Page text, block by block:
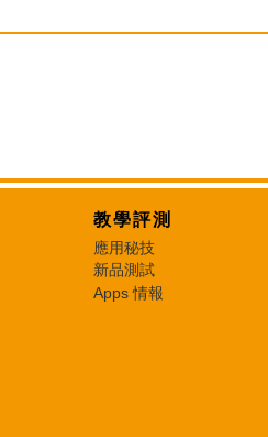
教學評測
應用秘技
新品測試
Apps 情報